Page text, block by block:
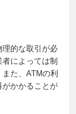
的な取引が必
によっては制
た、ATMの利
がかかることが